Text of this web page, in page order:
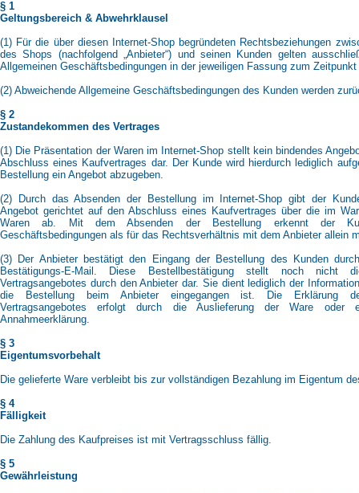
§ 1
Geltungsbereich & Abwehrklausel
(1) Für die über diesen Internet-Shop begründeten Rechtsbeziehungen
des Shops (nachfolgend „Anbieter“) und seinen Kunden gelten
Allgemeinen Geschäftsbedingungen in der jeweiligen Fassung zum
(2) Abweichende Allgemeine Geschäftsbedingungen des Kunden werden
§ 2
Zustandekommen des Vertrages
(1) Die Präsentation der Waren im Internet-Shop stellt kein bindendes
Abschluss eines Kaufvertrages dar. Der Kunde wird hierdurch lediglich
Bestellung ein Angebot abzugeben.
(2) Durch das Absenden der Bestellung im Internet-Shop gibt der
Angebot gerichtet auf den Abschluss eines Kaufvertrages über die im
Waren ab. Mit dem Absenden der Bestellung erkennt der
Geschäftsbedingungen als für das Rechtsverhältnis mit dem Anbieter allein
(3) Der Anbieter bestätigt den Eingang der Bestellung des Kunden
Bestätigungs-E-Mail. Diese Bestellbestätigung stellt noch nicht
Vertragsangebotes durch den Anbieter dar. Sie dient lediglich der
die Bestellung beim Anbieter eingegangen ist. Die Erklärung
Vertragsangebotes erfolgt durch die Auslieferung der Ware oder
Annahmeerklärung.
§ 3
Eigentumsvorbehalt
Die gelieferte Ware verbleibt bis zur vollständigen Bezahlung im Eigentum
§ 4
Fälligkeit
Die Zahlung des Kaufpreises ist mit Vertragsschluss fällig.
§ 5
Gewährleistung